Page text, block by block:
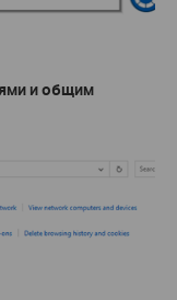
и общим